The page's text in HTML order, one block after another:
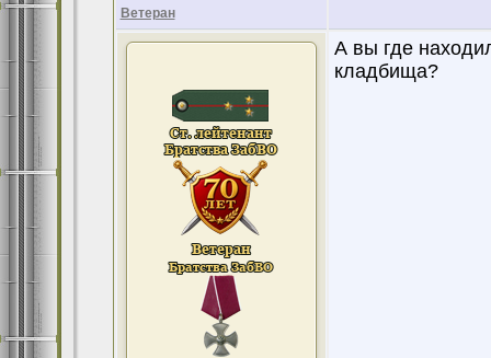
Ветеран
А вы где
кладбища?